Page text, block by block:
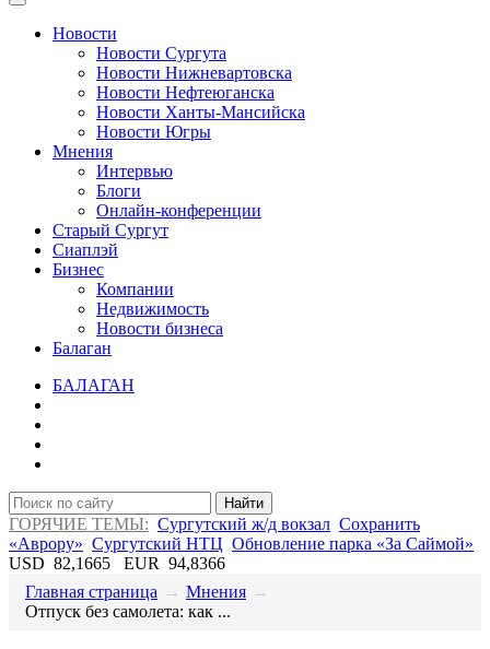
Новости
Новости Сургута
Новости Нижневартовска
Новости Нефтеюганска
Новости Ханты-Мансийска
Новости Югры
Мнения
Интервью
Блоги
Онлайн-конференции
Старый Сургут
Сиаплэй
Бизнес
Компании
Недвижимость
Новости бизнеса
Балаган
БАЛАГАН
Найти
ГОРЯЧИЕ ТЕМЫ: Сургутский ж/д вокзал Сохранить
«Аврору» Сургутский НТЦ Обновление парка «За Саймой»
USD 82,1665 EUR 94,8366
Главная страница → Мнения →
​Отпуск без самолета: как ...